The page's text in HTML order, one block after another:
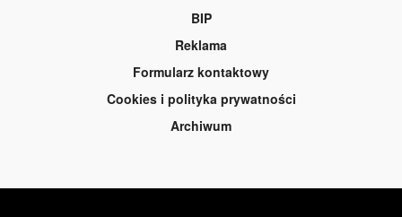
BIP
Reklama
Formularz kontaktowy
Cookies i polityka prywatności
Archiwum